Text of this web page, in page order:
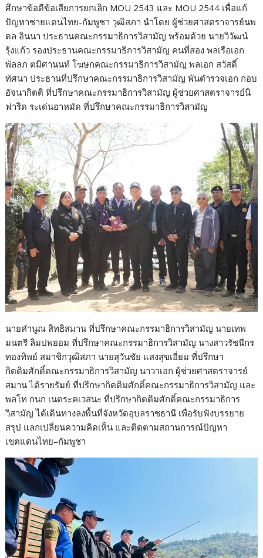
ศึกษาข้อดีข้อเสียการยกเลิก MOU 2543 และ MOU 2544 เพื่อแก้
ปัญหาชายแดนไทย-กัมพูชา วุฒิสภา นำโดย ผู้ช่วยศาสตราจารย์นพ
ดล อินนา ประธานคณะกรรมาธิการวิสามัญ พร้อมด้วย นายวิวัฒน์
รุ้งแก้ว รองประธานคณะกรรมาธิการวิสามัญ คนที่สอง พลเรือเอก
พัลลภ ตมิศานนท์ โฆษกคณะกรรมาธิการวิสามัญ พลเอก สวัสดิ์
ทัศนา ประธานที่ปรึกษาคณะกรรมาธิการวิสามัญ พันตำรวจเอก กอบ
อัจนากิตติ ที่ปรึกษาคณะกรรมาธิการวิสามัญ ผู้ช่วยศาสตราจารย์นิ
ฟาริด ระเด่นอาหมัด ที่ปรึกษาคณะกรรมาธิการวิสามัญ
นายคำนูณ สิทธิสมาน ที่ปรึกษาคณะกรรมาธิการวิสามัญ นายเทพ
มนตรี ลิมปพยอม ที่ปรึกษาคณะกรรมาธิการวิสามัญ นางสาวรัชนีกร
ทองทิพย์ สมาชิกวุฒิสภา นายสุวันชัย แสงสุขเอี่ยม ที่ปรึกษา
กิตติมศักดิ์คณะกรรมาธิการวิสามัญ นาวาเอก ผู้ช่วยศาสตราจารย์
สมาน ได้รายรัมย์ ที่ปรึกษากิตติมศักดิ์คณะกรรมาธิการวิสามัญ และ
พลโท กนก เนตระคเวสนะ ที่ปรึกษากิตติมศักดิ์คณะกรรมาธิการ
วิสามัญ ได้เดินทางลงพื้นที่จังหวัดอุบลราชธานี เพื่อรับฟังบรรยาย
สรุป แลกเปลี่ยนความคิดเห็น และติดตามสถานการณ์ปัญหา
เขตแดนไทย–กัมพูชา